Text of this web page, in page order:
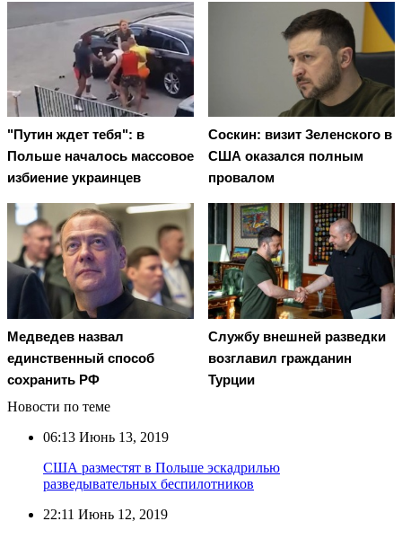
"Путин ждет тебя": в
Польше началось массовое
избиение украинцев
Соскин: визит Зеленского в
США оказался полным
провалом
Медведев назвал
единственный способ
сохранить РФ
Службу внешней разведки
возглавил гражданин
Турции
Новости по теме
06:13 Июнь 13, 2019
США разместят в Польше эскадрилью
разведывательных беспилотников
22:11 Июнь 12, 2019